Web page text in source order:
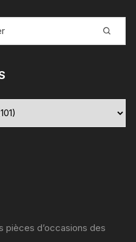
pièces d’occasions des